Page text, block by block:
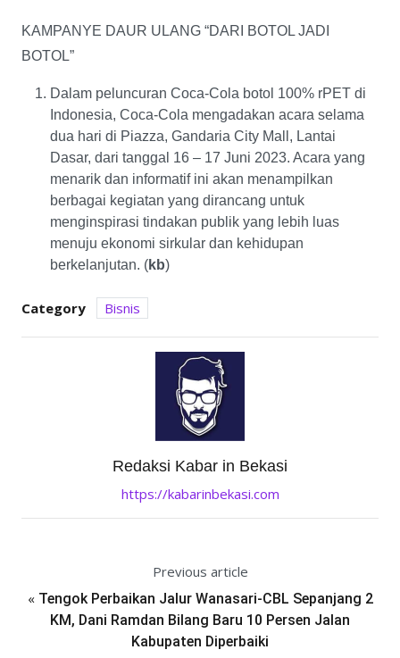
KAMPANYE DAUR ULANG “DARI BOTOL JADI
BOTOL”
Dalam peluncuran Coca-Cola botol 100% rPET di
Indonesia, Coca-Cola mengadakan acara selama
dua hari di Piazza, Gandaria City Mall, Lantai
Dasar, dari tanggal 16 – 17 Juni 2023. Acara yang
menarik dan informatif ini akan menampilkan
berbagai kegiatan yang dirancang untuk
menginspirasi tindakan publik yang lebih luas
menuju ekonomi sirkular dan kehidupan
berkelanjutan. (kb)
Category Bisnis
Redaksi Kabar in Bekasi
https://kabarinbekasi.com
Previous article
« Tengok Perbaikan Jalur Wanasari-CBL Sepanjang 2
KM, Dani Ramdan Bilang Baru 10 Persen Jalan
Kabupaten Diperbaiki